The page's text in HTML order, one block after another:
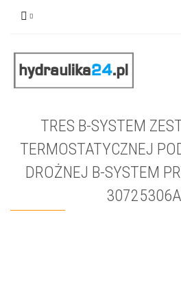
TRES B-SYSTEM
TERMOSTATYCZNEJ
DROŻNEJ B-SYSTEM